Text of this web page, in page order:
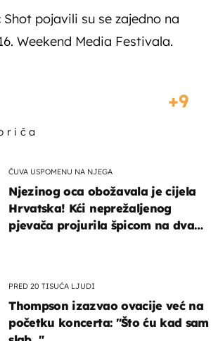
pojavili su se zajedno na
Weekend Media Festivala.
9
ČUVA USPOMENU NA NJEGA
Njezinog oca obožavala je cijela
Hrvatska! Kći neprežaljenog
pjevača projurila špicom na dva
PRED 20 TISUĆA LJUDI
Thompson izazvao ovacije već na
početku koncerta: "Što ću kad sam